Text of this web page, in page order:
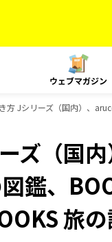
ウェブマガジン
方 Jシリーズ（国内）、
ズ（国
鑑、
旅